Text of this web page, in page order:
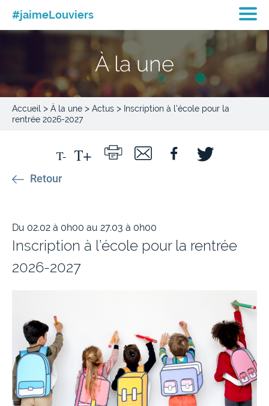
#jaimeLouviers
À la une
Accueil > À la une > Actus > Inscription à l’école pour la
rentrée 2026-2027
Retour
Du 02.02 à 0h00 au 27.03 à 0h00
Inscription à l’école pour la rentrée
2026-2027